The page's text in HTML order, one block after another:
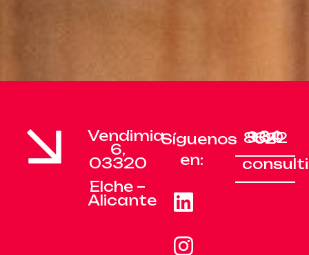
Vendimia
6,
03320
Elche –
Alicante
Síguenos
en:
+34 900 83 12 52